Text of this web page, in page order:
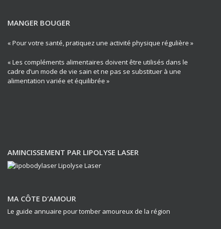
MANGER BOUGER
« Pour votre santé, pratiquez une activité physique régulière »
« Les compléments alimentaires doivent être utilisés dans le
cadre d’un mode de vie sain et ne pas se substituer à une
alimentation variée et équilibrée »
AMINCISSEMENT PAR LIPOLYSE LASER
MA CÔTE D’AMOUR
Le guide annuaire pour tomber amoureux de la région